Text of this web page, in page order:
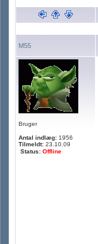
M55
Bruger
Antal indlæg: 1956
Tilmeldt: 23.10.09
Status: Offline